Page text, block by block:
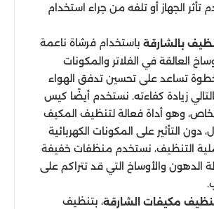
الجهاز أو تلفه من جراء استخدام
بالشارقة باستخدام فرشاة ناعمة
العالقة في الفلاتر والمكونات
تساعد على تحسين تدفق الهواء
زيادة كفاءته. نستخدم أيضًا كيس
وهو أداة فعالة لتنظيف المكيف
التأثير على المكونات الكهربائية
التنظيف، نستخدم منظفات خفيفة
الدهون والأوساخ التي قد تتراكم على
مكيفات الشارقة، بتنظيف